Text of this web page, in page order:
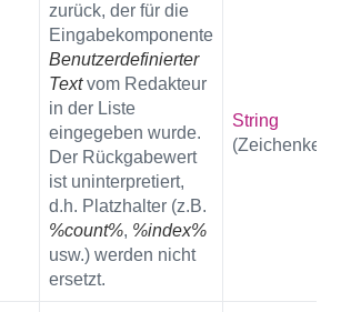
zurück, der für die
Eingabekomponente
Benutzerdefinierter
Textvom Redakteur
in der Liste
eingegeben wurde.
Der Rückgabewert
ist uninterpretiert,
d.h. Platzhalter (z.B.
%count%, %index%
usw.) werden nicht
ersetzt.
String